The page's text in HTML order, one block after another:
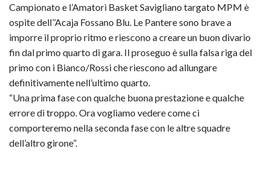
Campionato e l’Amatori Basket Savigliano targato MPM è
ospite dell’’Acaja Fossano Blu. Le Pantere sono brave a
imporre il proprio ritmo e riescono a creare un buon divario
fin dal primo quarto di gara. Il proseguo è sulla falsa riga del
primo con i Bianco/Rossi che riescono ad allungare
definitivamente nell’ultimo quarto.
“Una prima fase con qualche buona prestazione e qualche
errore di troppo. Ora vogliamo vedere come ci
comporteremo nella seconda fase con le altre squadre
dell’altro girone”.